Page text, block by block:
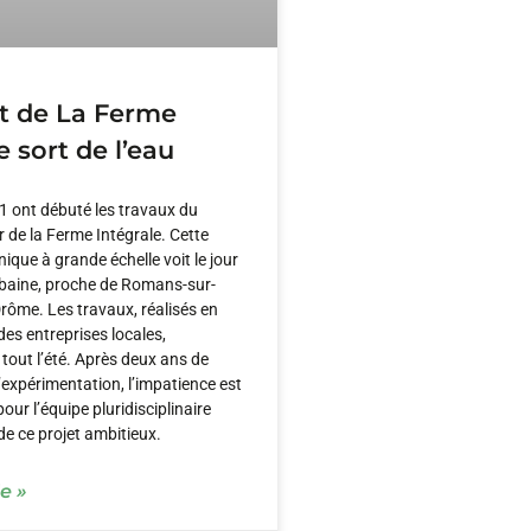
de La Ferme
sort de l’eau
ont débuté les travaux du
la Ferme Intégrale. Cette
à grande échelle voit le jour
proche de Romans-sur-
Les travaux, réalisés en
entreprises locales,
l’été. Après deux ans de
l’impatience est
l’équipe pluridisciplinaire
ce projet ambitieux.
»